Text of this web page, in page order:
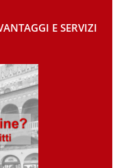
E SERVIZI